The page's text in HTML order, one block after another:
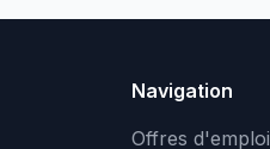
Navigation
Offres d'emploi